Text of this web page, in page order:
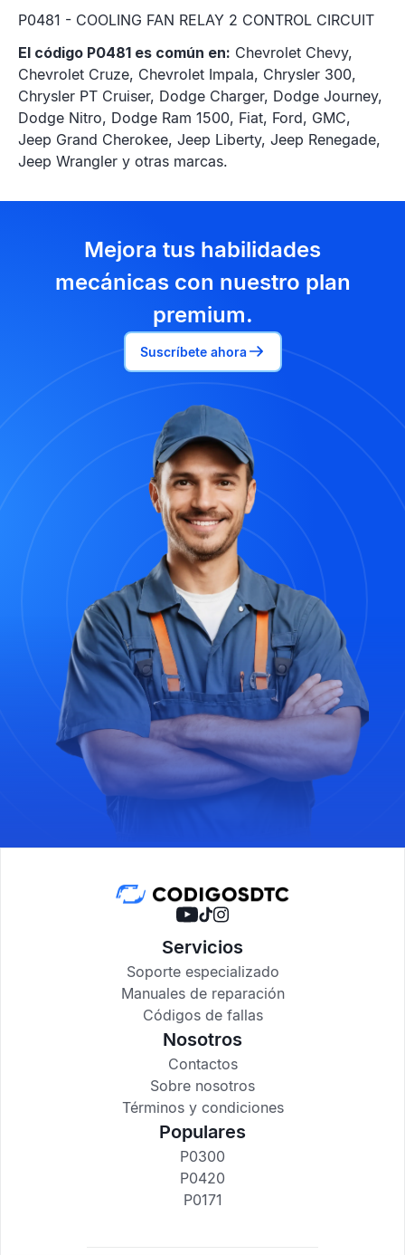
P0481 - COOLING FAN RELAY 2 CONTROL CIRCUIT
El código P0481 es común en: Chevrolet Chevy,
Chevrolet Cruze, Chevrolet Impala, Chrysler 300,
Chrysler PT Cruiser, Dodge Charger, Dodge Journey,
Dodge Nitro, Dodge Ram 1500, Fiat, Ford, GMC,
Jeep Grand Cherokee, Jeep Liberty, Jeep Renegade,
Jeep Wrangler y otras marcas.
Mejora tus habilidades
mecánicas con nuestro plan
premium.
Suscríbete ahora
Servicios
Soporte especializado
Manuales de reparación
Códigos de fallas
Nosotros
Contactos
Sobre nosotros
Términos y condiciones
Populares
P0300
P0420
P0171